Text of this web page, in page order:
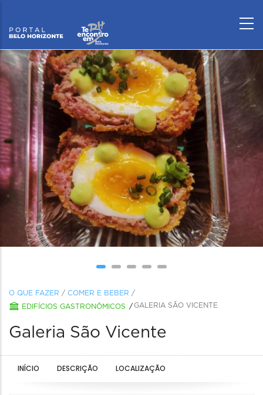
O QUE FAZER / COMER E BEBER /
EDIFÍCIOS GASTRONÔMICOS
GALERIA SÃO VICENTE
Galeria São Vicente
INÍCIO DESCRIÇÃO LOCALIZAÇÃO